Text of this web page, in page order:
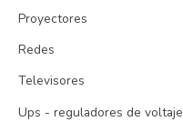
Proyectores
Redes
Televisores
Ups - reguladores de voltaje